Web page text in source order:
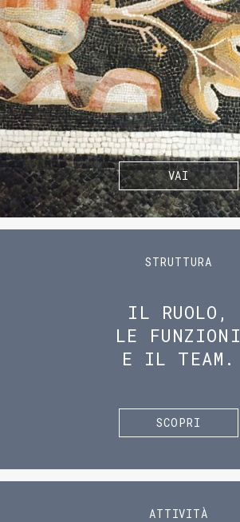
VAI
STRUTTURA
IL RUOLO,
LE FUNZIONI
E IL TEAM.
SCOPRI
ATTIVITÀ